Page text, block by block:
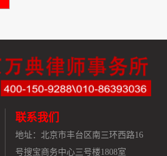
联系我们
地址： 北京市丰台区南三环西路16
号搜宝商务中心三号楼1808室